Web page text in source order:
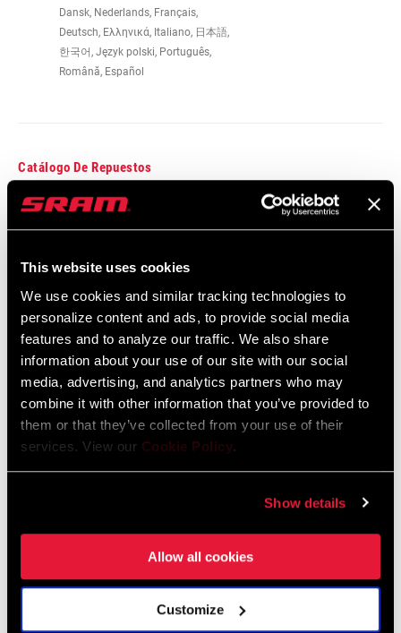
This website uses cookies
We use cookies and similar tracking technologies to
personalize content and ads, to provide social media
features and to analyze our traffic. We also share
information about your use of our site with our social
media, advertising, and analytics partners who may
combine it with other information that you’ve provided to
them or that they’ve collected from your use of their
services. View our Cookie Policy.
Show details
Allow all cookies
Customize
BOTTOM
BRACKET
TECHNOLOGY
DUB
CHAIN
TECHNOLOGY
Road Flattop D1, Road Flattop E1, T-Type
DRIVETRAIN
2x
TECHNOLOGY
(FD)
Road-Yaw
FRONT TOOTH
JUMP
13
Dansk, Nederlands, Français,
Deutsch, Ελληνικά, Italiano, 日本語,
한국어, Język polski, Português,
Română, Español
Catálogo De Repuestos
2026 SRAM Spare Parts Catalog
72 MB
Garantía SRAM
Garantía SRAM y ZIPP
604 kb